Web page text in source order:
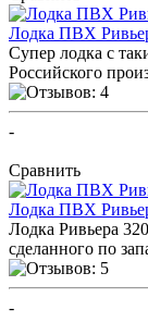
Лодка ПВХ
Супер лодка с
Российского
-
Сравнить
Лодка ПВХ
Лодка Ривьера
сделанного по
-